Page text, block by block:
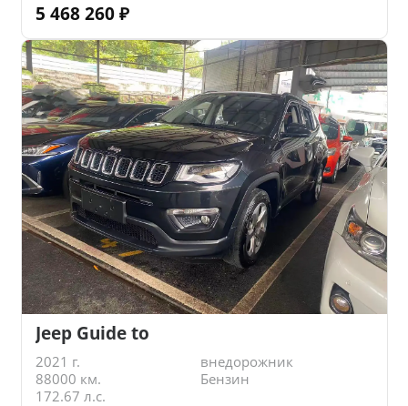
5 468 260 ₽
Jeep Guide to
2021 г.
внедорожник
88000 км.
Бензин
172.67 л.с.